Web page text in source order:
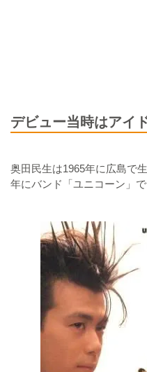
デビュー当時はアイ
奥田民生は1965年に広島で
年にバンド「ユニコーン」で